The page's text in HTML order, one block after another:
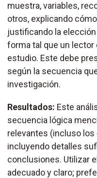
muestra, variables,
otros, explicando
justificando la
forma tal que un lector
estudio. Este debe
según la secuencia
investigación.
Resultados: Este
secuencia lógica
relevantes (incluso
incluyendo detalles
conclusiones. Utilizar
adecuado y claro;